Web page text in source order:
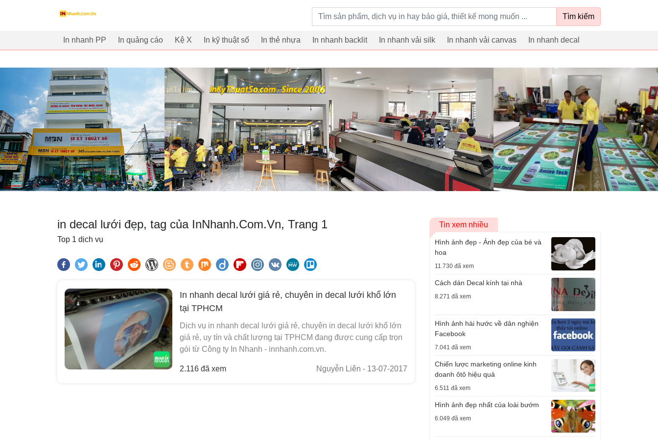
innhanh.com.vn Từ khoá tìm kiếm Tìm kiếm
In nhanh PP In quảng cáo Kệ X In kỹ thuật số In thẻ nhựa In nhanh backlit In nhanh vải silk In nhanh vải canvas In nhanh decal
in decal lưới đẹp, tag của InNhanh.Com.Vn, Trang 1
Top 1 dịch vụ
In nhanh decal lưới giá rẻ, chuyên in decal lưới khổ lớn
tại TPHCM
Dịch vụ in nhanh decal lưới giá rẻ, chuyên in decal lưới khổ lớn
giá rẻ, uy tín và chất lượng tại TPHCM đang được cung cấp trọn
gói từ Công ty In Nhanh - innhanh.com.vn.
2.116 đã xem Nguyễn Liên - 13-07-2017
Tin xem nhiều
Hình ảnh đẹp - Ảnh đẹp của bé và
hoa
11.730 đã xem
Cách dán Decal kính tại nhà
8.271 đã xem
Hình ảnh hài hước về dân nghiện
Facebook
7.041 đã xem
Chiến lược marketing online kinh
doanh ôtô hiệu quả
6.511 đã xem
Hình ảnh đẹp nhất của loài bướm
6.049 đã xem